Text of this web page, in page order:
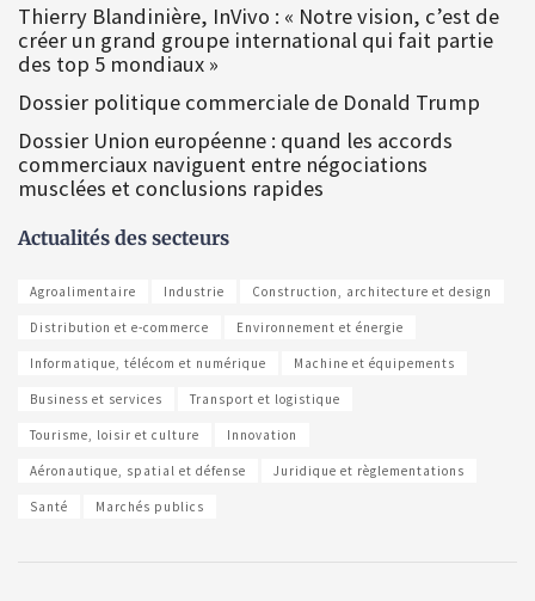
Thierry Blandinière, InVivo : « Notre vision, c’est de
créer un grand groupe international qui fait partie
des top 5 mondiaux »
Dossier politique commerciale de Donald Trump
Dossier Union européenne : quand les accords
commerciaux naviguent entre négociations
musclées et conclusions rapides
Actualités des secteurs
Agroalimentaire Industrie Construction, architecture et design
Distribution et e-commerce Environnement et énergie
Informatique, télécom et numérique Machine et équipements
Business et services Transport et logistique
Tourisme, loisir et culture Innovation
Aéronautique, spatial et défense Juridique et règlementations
Santé Marchés publics